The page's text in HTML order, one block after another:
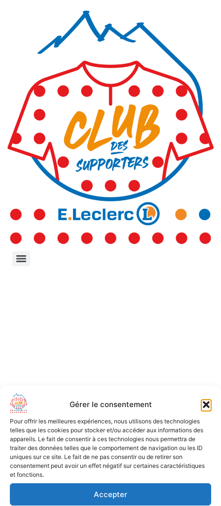
Gérer le consentement
Pour offrir les meilleures expériences, nous utilisons des technologies
telles que les cookies pour stocker et/ou accéder aux informations des
appareils. Le fait de consentir à ces technologies nous permettra de
traiter des données telles que le comportement de navigation ou les ID
uniques sur ce site. Le fait de ne pas consentir ou de retirer son
consentement peut avoir un effet négatif sur certaines caractéristiques
et fonctions.
Accepter